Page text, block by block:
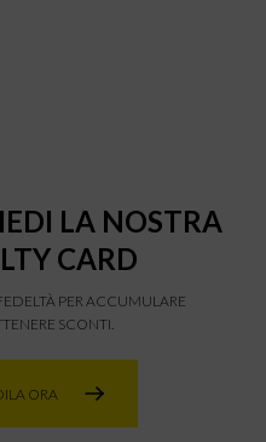
LA NOSTRA
CARD
PER ACCUMULARE
SCONTI.
ORA